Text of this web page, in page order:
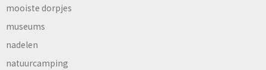
mooiste dorpjes
museums
nadelen
natuurcamping